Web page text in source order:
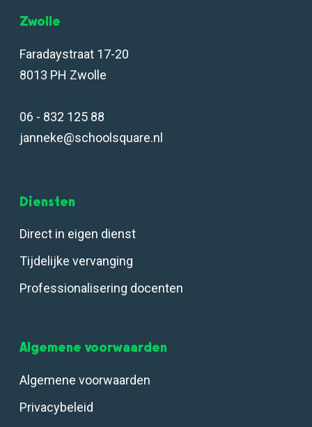
Zwolle
Faradaystraat 17-20
8013 PH Zwolle
06 - 832 125 88
janneke@schoolsquare.nl
Diensten
Direct in eigen dienst
Tijdelijke vervanging
Professionalisering docenten
Algemene voorwaarden
Algemene voorwaarden
Privacybeleid